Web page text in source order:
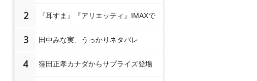
2 『耳すま』『アリエッティ』IMAXで
3 田中みな実、うっかりネタバレ
4 窪田正孝カナダからサプライズ登場